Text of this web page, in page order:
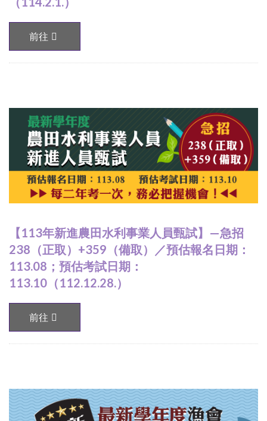
前往
【113年新進農田水利事業人員甄試】—急招
238（正取）+359（備取）／預估報名日期：
113.08；預估考試日期：
113.10（112.12.28.）
前往